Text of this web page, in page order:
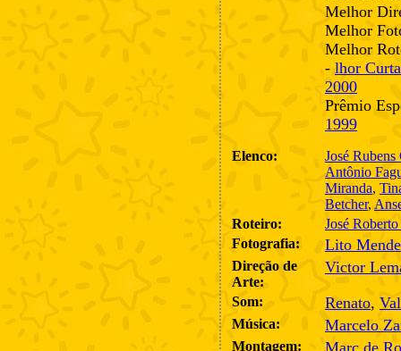
Melhor
Melhor
Melhor
- lhor
2000
Prêmio
1999
Elenco:
José Rubens
Antônio
Miranda,
Betcher,
Roteiro:
José
Fotografia:
Lito
Direção de
Arte:
Victor
Som: Renato,
Música: Marcelo
Montagem: Marc de